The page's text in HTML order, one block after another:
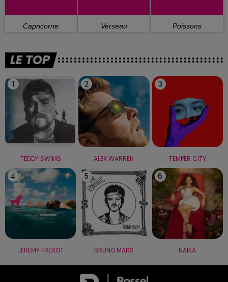
Capricorne Verseau Poissons
LE TOP
1
TEDDY SWIMS
2
ALEX WARREN
3
TEMPER CITY
4
JÉRÉMY FREROT
5
BRUNO MARS
6
NAÏKA